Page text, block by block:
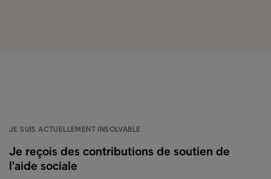
JE SUIS ACTUELLEMENT INSOLVABLE
Je reçois des contributions de soutien de
l'aide sociale